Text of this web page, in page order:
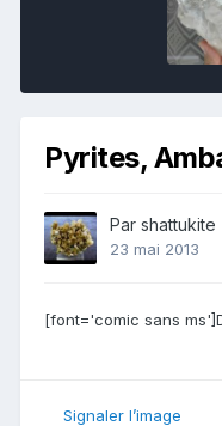
Pyrites,
Par shattukite
23 mai 2013
[font='comic sans
Signaler l’image